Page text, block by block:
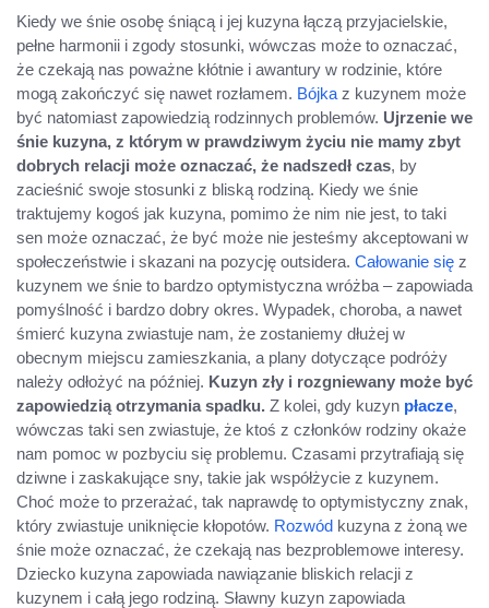
Kiedy we śnie osobę śniącą i jej kuzyna łączą przyjacielskie,
pełne harmonii i zgody stosunki, wówczas może to oznaczać,
że czekają nas poważne kłótnie i awantury w rodzinie, które
mogą zakończyć się nawet rozłamem. Bójka z kuzynem może
być natomiast zapowiedzią rodzinnych problemów. Ujrzenie we
śnie kuzyna, z którym w prawdziwym życiu nie mamy zbyt
dobrych relacji może oznaczać, że nadszedł czas, by
zacieśnić swoje stosunki z bliską rodziną. Kiedy we śnie
traktujemy kogoś jak kuzyna, pomimo że nim nie jest, to taki
sen może oznaczać, że być może nie jesteśmy akceptowani w
społeczeństwie i skazani na pozycję outsidera. Całowanie się z
kuzynem we śnie to bardzo optymistyczna wróżba – zapowiada
pomyślność i bardzo dobry okres. Wypadek, choroba, a nawet
śmierć kuzyna zwiastuje nam, że zostaniemy dłużej w
obecnym miejscu zamieszkania, a plany dotyczące podróży
należy odłożyć na później. Kuzyn zły i rozgniewany może być
zapowiedzią otrzymania spadku. Z kolei, gdy kuzyn płacze,
wówczas taki sen zwiastuje, że ktoś z członków rodziny okaże
nam pomoc w pozbyciu się problemu. Czasami przytrafiają się
dziwne i zaskakujące sny, takie jak współżycie z kuzynem.
Choć może to przerażać, tak naprawdę to optymistyczny znak,
który zwiastuje uniknięcie kłopotów. Rozwód kuzyna z żoną we
śnie może oznaczać, że czekają nas bezproblemowe interesy.
Dziecko kuzyna zapowiada nawiązanie bliskich relacji z
kuzynem i całą jego rodziną. Sławny kuzyn zapowiada